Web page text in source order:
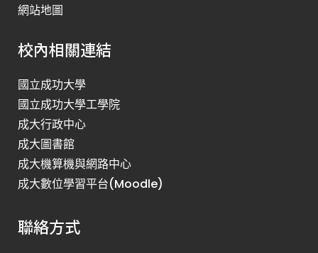
網站地圖
校內相關連結
國立成功大學
國立成功大學工學院
成大行政中心
成大圖書館
成大機算機與網路中心
成大數位學習平台(Moodle)
聯絡方式